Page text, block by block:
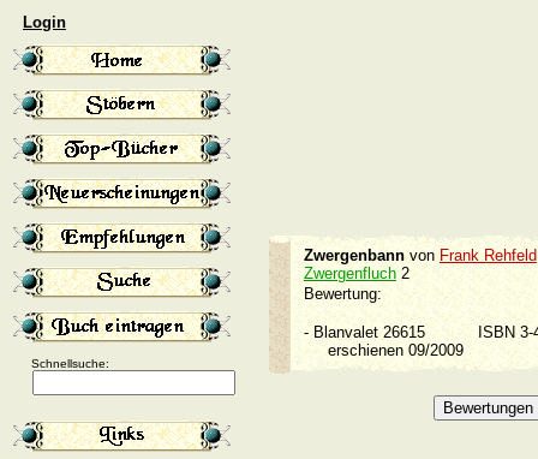
Login
Schnellsuche:
Zwergenbannvon Frank Rehfeld
Zwergenfluch 2
Bewertung:
- Blanvalet 26615
ISBN
erschienen 09/2009